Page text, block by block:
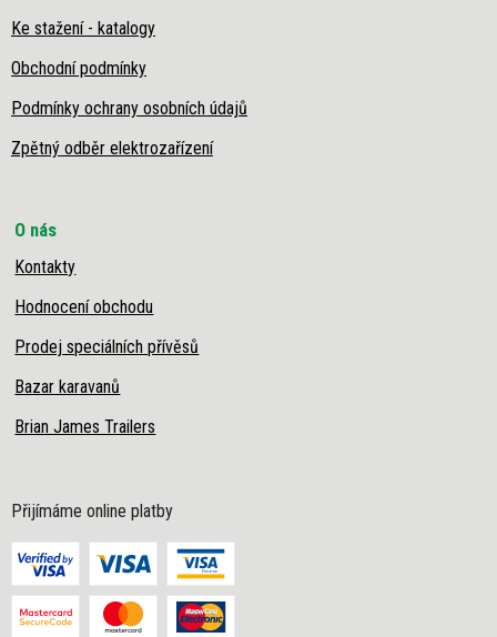
Ke stažení - katalogy
Obchodní podmínky
Podmínky ochrany osobních údajů
Zpětný odběr elektrozařízení
O nás
Kontakty
Hodnocení obchodu
Prodej speciálních přívěsů
Bazar karavanů
Brian James Trailers
Přijímáme online platby